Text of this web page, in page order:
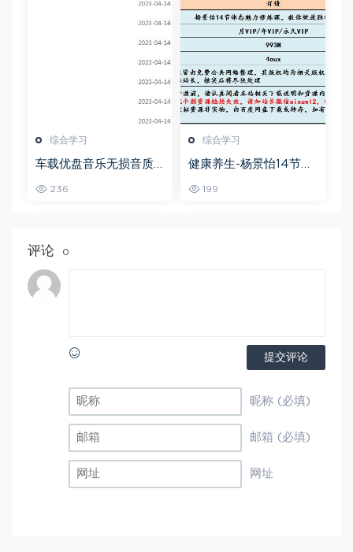
综合学习
车载优盘音乐无损音质
网盘打包下载
236
综合学习
健康养生-杨景怡14节体
现东方美,百度网盘资源
199
评论 0
提交评论
昵称 (必填)
邮箱 (必填)
网址